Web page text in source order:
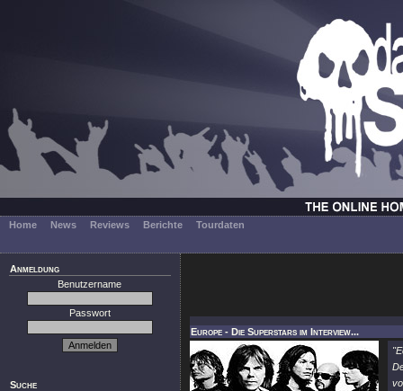
Home News Reviews Berichte Tourdaten
Anmeldung
Benutzername
Passwort
Suche
Europe - Die Superstars im Interview...